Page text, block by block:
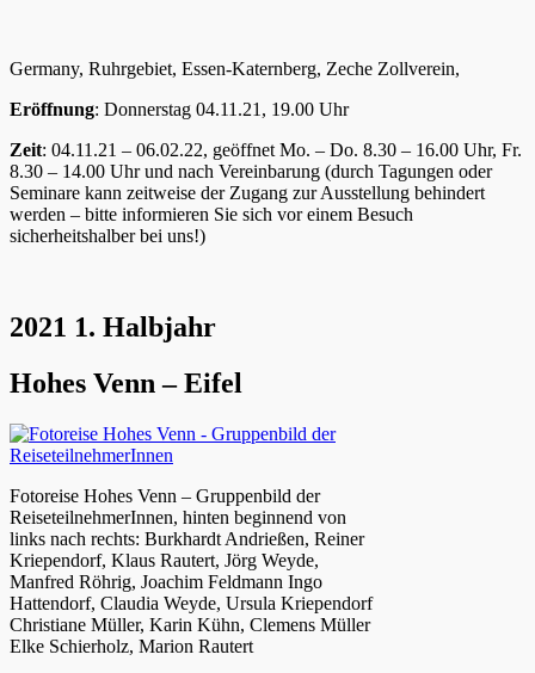
Germany, Ruhrgebiet, Essen-Katernberg, Zeche Zollverein,
Eröffnung: Donnerstag 04.11.21, 19.00 Uhr
Zeit: 04.11.21 – 06.02.22, geöffnet Mo. – Do. 8.30 – 16.00 Uhr, Fr.
8.30 – 14.00 Uhr und nach Vereinbarung (durch Tagungen oder
Seminare kann zeitweise der Zugang zur Ausstellung behindert
werden – bitte informieren Sie sich vor einem Besuch
sicherheitshalber bei uns!)
2021 1. Halbjahr
Hohes Venn – Eifel
Fotoreise Hohes Venn – Gruppenbild der
ReiseteilnehmerInnen, hinten beginnend von
links nach rechts: Burkhardt Andrießen, Reiner
Kriependorf, Klaus Rautert, Jörg Weyde,
Manfred Röhrig, Joachim Feldmann Ingo
Hattendorf, Claudia Weyde, Ursula Kriependorf
Christiane Müller, Karin Kühn, Clemens Müller
Elke Schierholz, Marion Rautert